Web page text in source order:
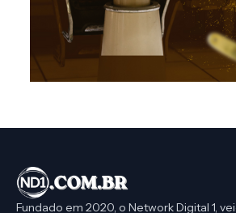
Fundado em 2020, o Network Digital 1,